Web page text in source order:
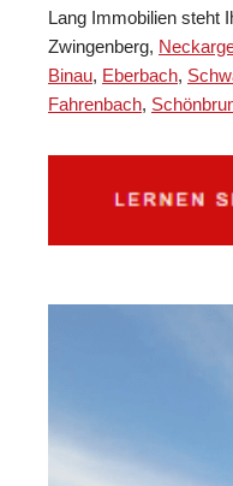
Lang Immobilien steht
Zwingenberg,
Binau, Eberbach,
Fahrenbach,